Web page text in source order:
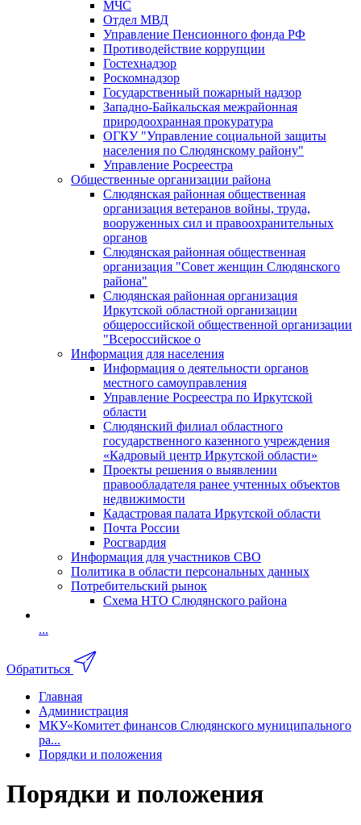
МЧС
Отдел МВД
Управление Пенсионного фонда РФ
Противодействие коррупции
Гостехнадзор
Роскомнадзор
Государственный пожарный надзор
Западно-Байкальская межрайонная
природоохранная прокуратура
ОГКУ "Управление социальной защиты
населения по Слюдянскому району"
Управление Росреестра
Общественные организации района
Слюдянская районная общественная
организация ветеранов войны, труда,
вооруженных сил и правоохранительных
органов
Слюдянская районная общественная
организация "Совет женщин Слюдянского
района"
Слюдянская районная организация
Иркутской областной организации
общероссийской общественной организации
"Всероссийское о
Информация для населения
Информация о деятельности органов
местного самоуправления
Управление Росреестра по Иркутской
области
Слюдянский филиал областного
государственного казенного учреждения
«Кадровый центр Иркутской области»
Проекты решения о выявлении
правообладателя ранее учтенных объектов
недвижимости
Кадастровая палата Иркутской области
Почта России
Росгвардия
Информация для участников СВО
Политика в области персональных данных
Потребительский рынок
Схема НТО Слюдянского района
...
Обратиться
Главная
Администрация
МКУ«Комитет финансов Слюдянского муниципального
ра...
Порядки и положения
Порядки и положения